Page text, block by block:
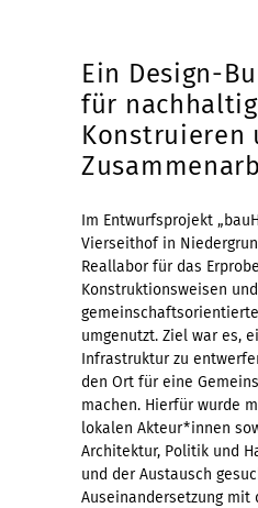
Ein Design-
für
Konstruieren
Im Entwurfsprojekt
Vierseithof in
Reallabor für das
Konstruktionsweisen und
umgenutzt. Ziel war es,
Infrastruktur zu
den Ort für eine
machen. Hierfür wurde
lokalen Akteur*innen
Architektur, Politik und
und der Austausch
Auseinandersetzung mit